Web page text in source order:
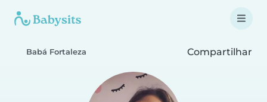
Babá Fortaleza Compartilhar